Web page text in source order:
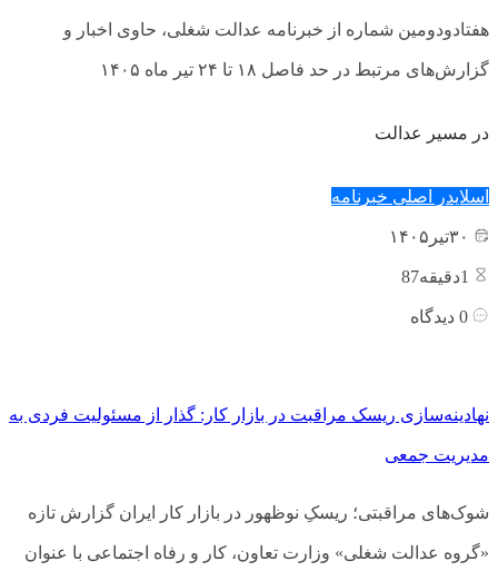
هفتادودومین شماره از خبرنامه عدالت شغلی، حاوی اخبار و
گزارش‌های مرتبط در حد فاصل ۱۸ تا ۲۴ تیر ماه ۱۴۰۵
در مسیر عدالت
اسلایدر اصلی خبرنامه
تیر ۱۴۰۵
دقیقه87
دیدگاه
نهادینه‌سازی ریسک مراقبت در بازار کار: گذار از مسئولیت فردی به
مدیریت جمعی
شوک‌های مراقبتی؛ ریسکِ نوظهور در بازار کار ایران گزارش تازه
«گروه عدالت شغلی» وزارت تعاون، کار و رفاه اجتماعی با عنوان